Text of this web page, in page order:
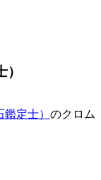
定士） のクロム